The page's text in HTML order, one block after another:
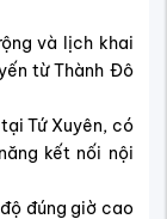
và lịch khai
từ Thành Đô
Tứ Xuyên, có
kết nối nội
đúng giờ cao